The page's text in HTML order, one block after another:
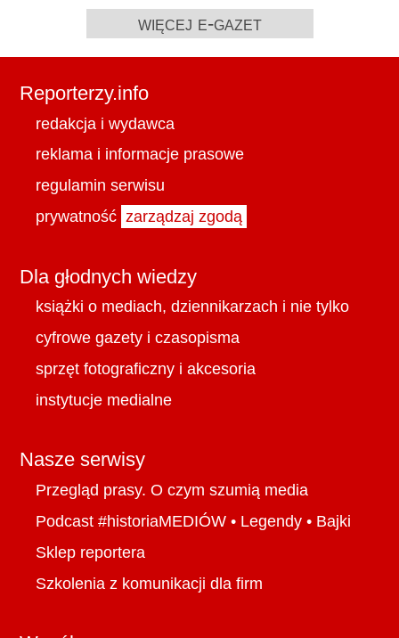
więcej e-gazet
Reporterzy.info
redakcja i wydawca
reklama i informacje prasowe
regulamin serwisu
prywatność zarządzaj zgodą
Dla głodnych wiedzy
książki o mediach, dziennikarzach i nie tylko
cyfrowe gazety i czasopisma
sprzęt fotograficzny i akcesoria
instytucje medialne
Nasze serwisy
Przegląd prasy. O czym szumią media
Podcast #historiaMEDIÓW • Legendy • Bajki
Sklep reportera
Szkolenia z komunikacji dla firm